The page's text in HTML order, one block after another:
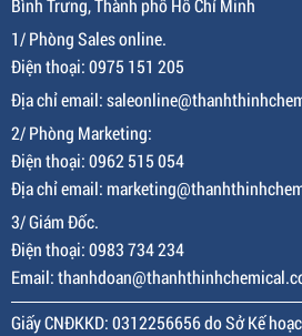
1/ Phòng Sales online.
Điện thoại: 0975 151 205
Địa chỉ email:
2/ Phòng Marketing:
Điện thoại: 0962 515 054
Địa chỉ email:
3/ Giám Đốc.
Điện thoại: 0983 734 234
Email:
Giấy CNĐKKD: 0312256656 do Sở Kế